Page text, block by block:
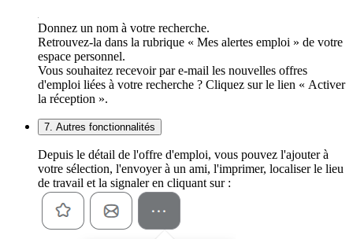
Donnez un nom à votre recherche.
Retrouvez-la dans la rubrique « Mes alertes emploi » de votre
espace personnel.
Vous souhaitez recevoir par e-mail les nouvelles offres
d'emploi liées à votre recherche ? Cliquez sur le lien « Activer
la réception ».
7. Autres fonctionnalités
Depuis le détail de l'offre d'emploi, vous pouvez l'ajouter à
votre sélection, l'envoyer à un ami, l'imprimer, localiser le lieu
de travail et la signaler en cliquant sur :